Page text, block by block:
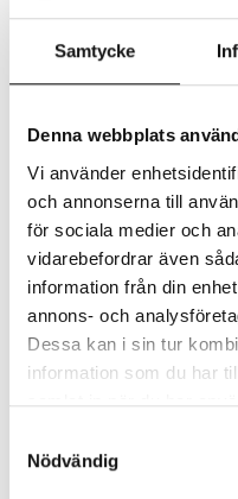
Samtycke
Denna webbplats
Vi använder
och annonserna till
för sociala medier och
vidarebefordrar även
information från din
annons- och
Dessa kan i sin tur
information som du har
samlat in när du har
Nödvändig
Två clowner skall
Datum och tid:
2026-09-24 - 16:30
Datum och tid:
2026-09-25 - 16:30